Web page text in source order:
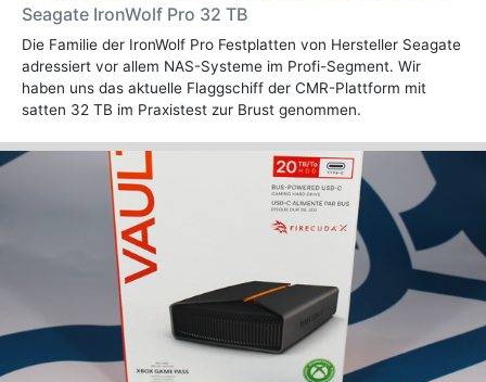
Seagate IronWolf Pro 32 TB
Die Familie der IronWolf Pro Festplatten von Hersteller Seagate
adressiert vor allem NAS-Systeme im Profi-Segment. Wir
haben uns das aktuelle Flaggschiff der CMR-Plattform mit
satten 32 TB im Praxistest zur Brust genommen.